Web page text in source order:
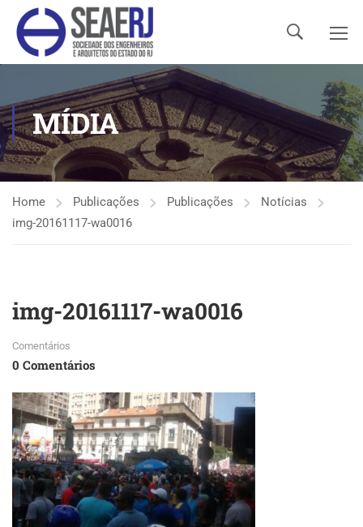
MÍDIA
Home Publicações Publicações
Notícias
img-20161117-wa0016
img-20161117-wa0016
Comentários
0 Comentários